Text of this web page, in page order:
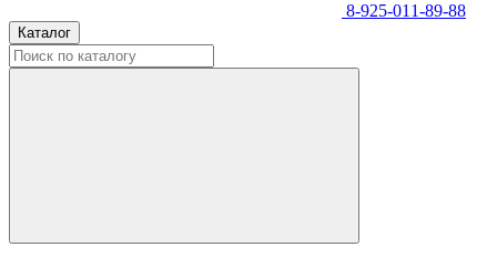
8-925-011-89-88
Каталог